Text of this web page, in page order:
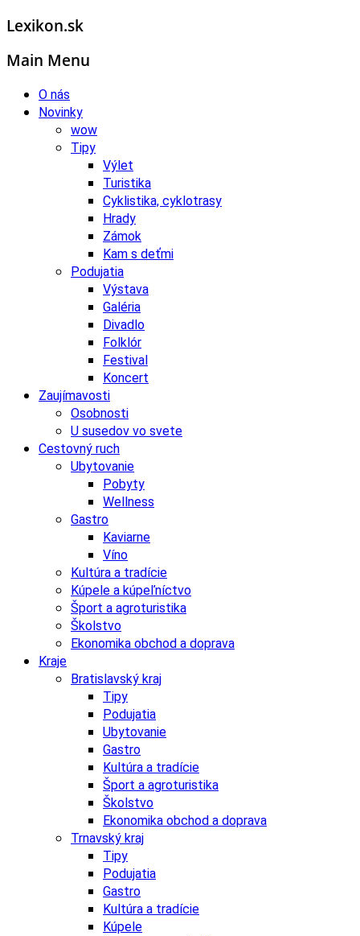
Lexikon.sk
Main Menu
O nás
Novinky
wow
Tipy
Výlet
Turistika
Cyklistika, cyklotrasy
Hrady
Zámok
Kam s deťmi
Podujatia
Výstava
Galéria
Divadlo
Folklór
Festival
Koncert
Zaujímavosti
Osobnosti
U susedov vo svete
Cestovný ruch
Ubytovanie
Pobyty
Wellness
Gastro
Kaviarne
Víno
Kultúra a tradície
Kúpele a kúpeľníctvo
Šport a agroturistika
Školstvo
Ekonomika obchod a doprava
Kraje
Bratislavský kraj
Tipy
Podujatia
Ubytovanie
Gastro
Kultúra a tradície
Šport a agroturistika
Školstvo
Ekonomika obchod a doprava
Trnavský kraj
Tipy
Podujatia
Gastro
Kultúra a tradície
Kúpele